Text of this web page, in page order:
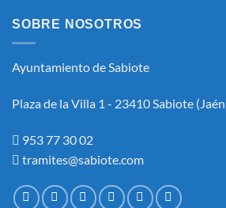
SOBRE NOSOTROS
Ayuntamiento de Sabiote
Plaza de la Villa 1 - 23410 Sabiote
953 77 30 02
tramites@sabiote.com